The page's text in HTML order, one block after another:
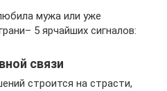
мужа или уже
5 ярчайших сигналов:
связи
строится на страсти,